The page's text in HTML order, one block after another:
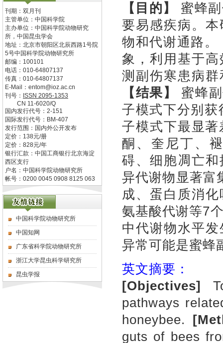
刊期：双月刊
主管单位： 中国科学院
主办单位： 中国科学院动物研究
所，中国昆虫学会
地址： 北京市朝阳区北辰西路1号院
5号中国科学院动物研究所
邮编： 100101
电话： 010-64807137
传真： 010-64807137
E-Mail： entom@ioz.ac.cn
刊号： ISSN 2095-1353
CN 11-6020/Q
国内发行代号： 2-151
国际发行代号： BM-407
发行范围：国内外公开发布
定价： 138元/册
定价： 828元/年
银行汇款：中国工商银行北京海淀
西区支行
户名：中国科学院动物研究所
帐号：0200 0045 0908 8125 063
中国科学院动物研究所
中国知网
广东省科学院动物研究所
浙江大学昆虫科学研究所
昆虫学报
【 目的】 蜜蜂
要易感疾病。
物和代谢通路。
象，利用基于
测副伤寒患病
【结果】 蜜蜂
子模式下分别
子模式下最显
酮、奎尼丁、
碍、细胞凋亡
异代谢物显著富
成、蛋白质消
氨基酸代谢等7
中代谢物水平
异常可能是蜜蜂
英文摘要：
[Objectives]
pathways
honeybee.
guts of bees